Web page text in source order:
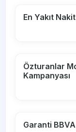
En Yakıt
Özturanlar
Kampanyası
Garanti